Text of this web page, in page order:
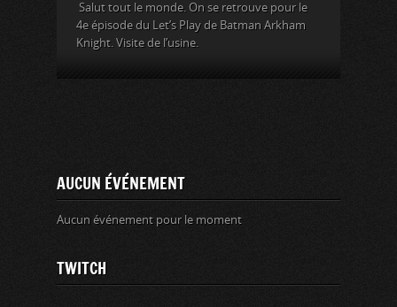
Salut tout le monde. On se retrouve pour le
4e épisode du Let’s Play de Batman Arkham
Knight. Visite de l’usine.
AUCUN ÉVÉNEMENT
Aucun événement pour le moment
TWITCH